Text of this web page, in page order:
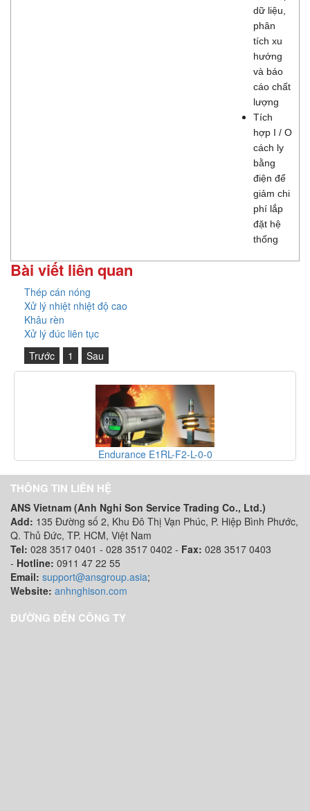
dữ liệu,
phân
tích xu
hướng
và báo
cáo chất
lượng
Tích
hợp I / O
cách ly
bằng
điện để
giảm chi
phí lắp
đặt hệ
thống
Bài viết liên quan
Thép cán nóng
Xử lý nhiệt nhiệt độ cao
Khâu rèn
Xử lý đúc liên tục
Trước
1 Sau
THÔNG TIN LIÊN HỆ
ANS Vietnam (Anh Nghi Son Service Trading Co., Ltd.)
Add: 135 Đường số 2, Khu Đô Thị Vạn Phúc, P. Hiệp Bình Phước,
Q. Thủ Đức, TP. HCM, Việt Nam
Tel: 028 3517 0401 - 028 3517 0402 - Fax: 028 3517 0403
- Hotline: 0911 47 22 55
Email: support@ansgroup.asia;
Website: anhnghison.com
ĐƯỜNG ĐẾN CÔNG TY